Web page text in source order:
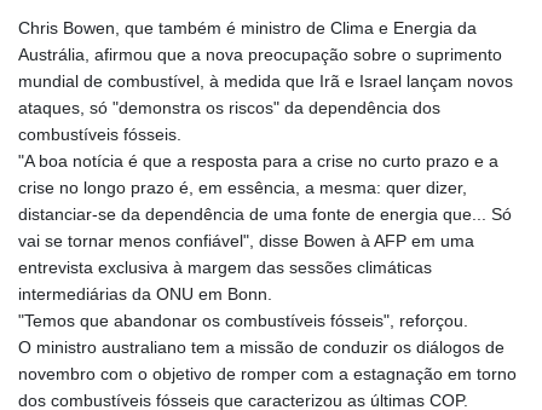
Chris Bowen, que também é ministro de Clima e Energia da
Austrália, afirmou que a nova preocupação sobre o suprimento
mundial de combustível, à medida que Irã e Israel lançam novos
ataques, só "demonstra os riscos" da dependência dos
combustíveis fósseis.
"A boa notícia é que a resposta para a crise no curto prazo e a
crise no longo prazo é, em essência, a mesma: quer dizer,
distanciar-se da dependência de uma fonte de energia que... Só
vai se tornar menos confiável", disse Bowen à AFP em uma
entrevista exclusiva à margem das sessões climáticas
intermediárias da ONU em Bonn.
"Temos que abandonar os combustíveis fósseis", reforçou.
O ministro australiano tem a missão de conduzir os diálogos de
novembro com o objetivo de romper com a estagnação em torno
dos combustíveis fósseis que caracterizou as últimas COP.